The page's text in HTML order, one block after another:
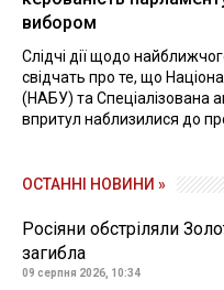
вибором
Слідчі дії щодо
свідчать про те, що
(НАБУ) та Спеціалізована
впритул наблизилися до
ОСТАННІ НОВИНИ »
Росіяни обстріляли
загибла
09 серпня 2026, 10:34